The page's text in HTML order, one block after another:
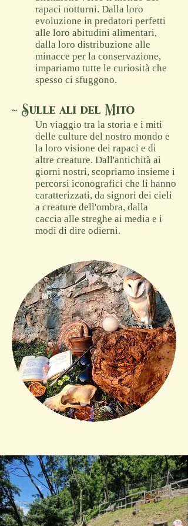
rapaci notturni. Dalla loro
evoluzione in predatori perfetti
alle loro abitudini alimentari,
dalla loro distribuzione alle
minacce per la conservazione,
impariamo tutte le curiosità che
spesso ci sfuggono.
~ Sulle ali del Mito
Un viaggio tra la storia e i miti
delle culture del nostro mondo e
la loro visione dei rapaci e di
altre creature. Dall'antichità ai
giorni nostri, scopriamo insieme i
percorsi iconografici che li hanno
caratterizzati, da signori dei cieli
a creature dell'ombra, dalla
caccia alle streghe ai media e i
modi di dire odierni.